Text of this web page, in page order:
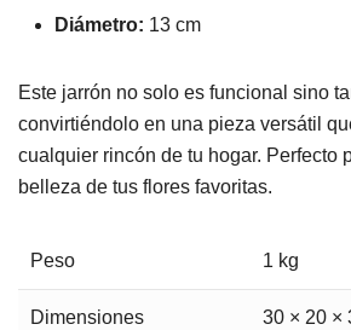
Diámetro: 13 cm
Este jarrón no solo es funcional sino
convirtiéndolo en una pieza versátil
cualquier rincón de tu hogar. Perfecto
belleza de tus flores favoritas.
Peso 1 kg
Dimensiones 30 × 20 ×